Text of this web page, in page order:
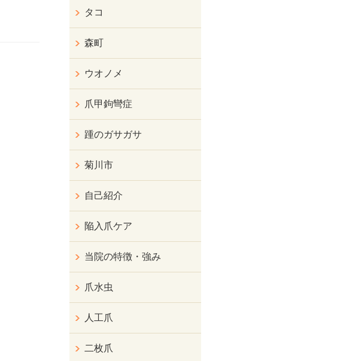
タコ
森町
ウオノメ
爪甲鉤彎症
踵のガサガサ
菊川市
自己紹介
陥入爪ケア
当院の特徴・強み
爪水虫
人工爪
二枚爪